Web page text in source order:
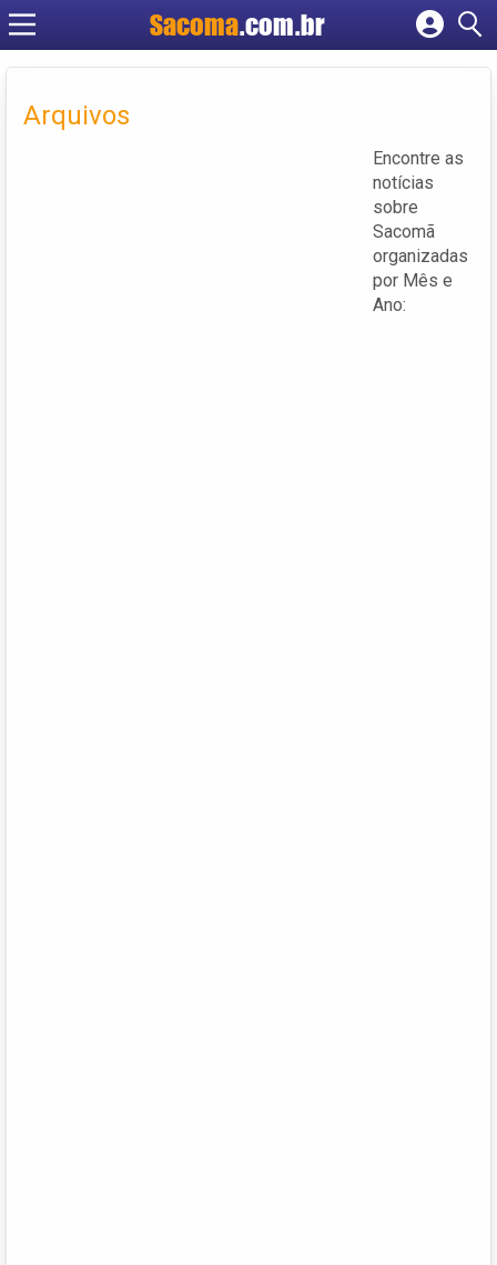
Sacoma.com.br
Cadastrar empresa
Arquivos
Encontre as
notícias
sobre
Sacomã
organizadas
por Mês e
Ano: